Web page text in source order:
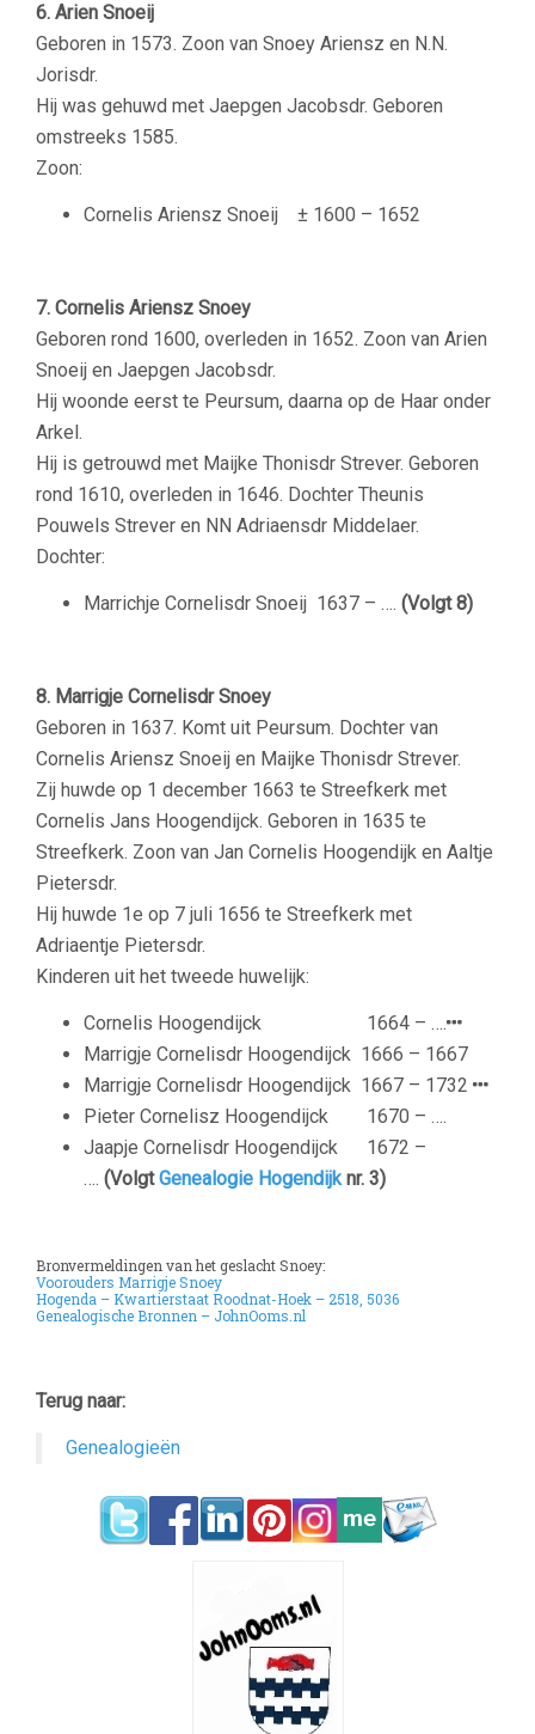
6. Arien Snoeij
Geboren in 1573. Zoon van Snoey Ariensz en N.N.
Jorisdr.
Hij was gehuwd met Jaepgen Jacobsdr. Geboren
omstreeks 1585.
Zoon:
Cornelis Ariensz Snoeij ± 1600 – 1652
7. Cornelis Ariensz Snoey
Geboren rond 1600, overleden in 1652. Zoon van Arien
Snoeij en Jaepgen Jacobsdr.
Hij woonde eerst te Peursum, daarna op de Haar onder
Arkel.
Hij is getrouwd met Maijke Thonisdr Strever. Geboren
rond 1610, overleden in 1646. Dochter Theunis
Pouwels Strever en NN Adriaensdr Middelaer.
Dochter:
Marrichje Cornelisdr Snoeij 1637 – …. (Volgt 8)
8. Marrigje Cornelisdr Snoey
Geboren in 1637. Komt uit Peursum. Dochter van
Cornelis Ariensz Snoeij en Maijke Thonisdr Strever.
Zij huwde op 1 december 1663 te Streefkerk met
Cornelis Jans Hoogendijck. Geboren in 1635 te
Streefkerk. Zoon van Jan Cornelis Hoogendijk en Aaltje
Pietersdr.
Hij huwde 1e op 7 juli 1656 te Streefkerk met
Adriaentje Pietersdr.
Kinderen uit het tweede huwelijk:
Cornelis Hoogendijck 1664 – ….
Marrigje Cornelisdr Hoogendijck 1666 – 1667
Marrigje Cornelisdr Hoogendijck 1667 – 1732
Pieter Cornelisz Hoogendijck 1670 – ….
Jaapje Cornelisdr Hoogendijck 1672 –
…. (VolgtGenealogie Hogendijknr. 3)
Bronvermeldingen van het geslacht Snoey:
Voorouders Marrigje Snoey
Hogenda – Kwartierstaat Roodnat-Hoek – 2518, 5036
Genealogische Bronnen – JohnOoms.nl
Terug naar:
Genealogieën